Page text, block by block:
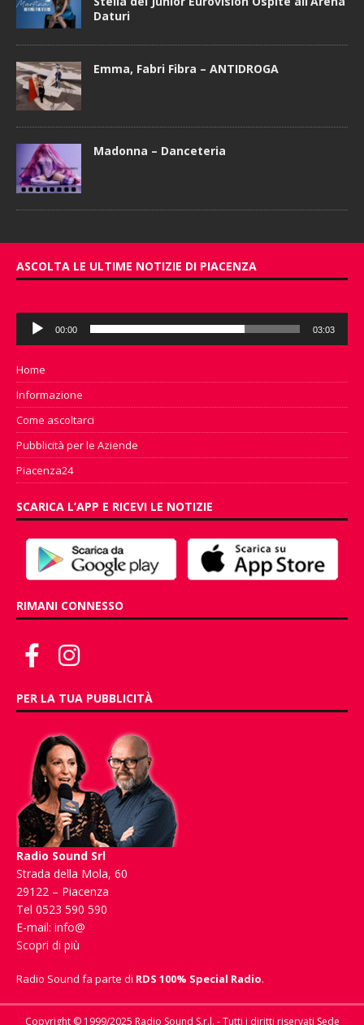
Daturi
Emma, Fabri Fibra – ANTIDROGA
Madonna – Danceteria
ASCOLTA LE ULTIME NOTIZIE DI PIACENZA
Audio
Player
00:00 03:03
Home
Informazione
Come ascoltarci
Pubblicità per le Aziende
Piacenza24
SCARICA L’APP E RICEVI LE NOTIZIE
RIMANI CONNESSO
PER LA TUA PUBBLICITÀ
Radio Sound Srl
Strada della Mola, 60
29122 – Piacenza
Tel 0523 590 590
E-mail: info@
Scopri di più
Radio Sound fa parte di RDS 100% Special Radio.
Copyright © 1999/2025 Radio Sound S.r.l. - Tutti i diritti riservati Sede